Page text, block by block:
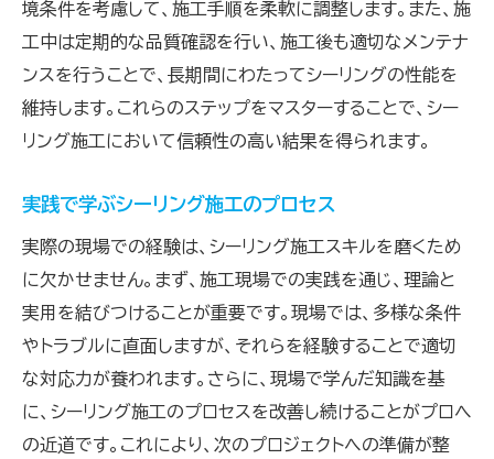
境条件を考慮して、施工手順を柔軟に調整します。また、施
工中は定期的な品質確認を行い、施工後も適切なメンテナ
ンスを行うことで、長期間にわたってシーリングの性能を
維持します。これらのステップをマスターすることで、シー
リング施工において信頼性の高い結果を得られます。
実践で学ぶシーリング施工のプロセス
実際の現場での経験は、シーリング施工スキルを磨くため
に欠かせません。まず、施工現場での実践を通じ、理論と
実用を結びつけることが重要です。現場では、多様な条件
やトラブルに直面しますが、それらを経験することで適切
な対応力が養われます。さらに、現場で学んだ知識を基
に、シーリング施工のプロセスを改善し続けることがプロへ
の近道です。これにより、次のプロジェクトへの準備が整